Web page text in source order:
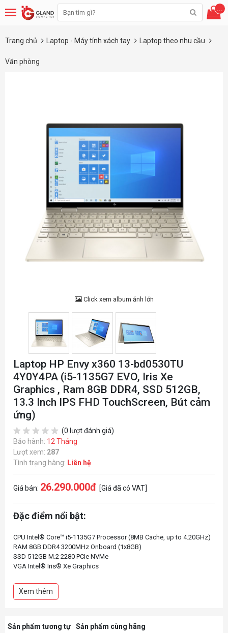
...
Trang chủ Laptop - Máy tính xách tay Laptop theo nhu cầu
Văn phòng
Click xem album ảnh lớn
Laptop HP Envy x360 13-bd0530TU
4Y0Y4PA (i5-1135G7 EVO, Iris Xe
Graphics , Ram 8GB DDR4, SSD 512GB,
13.3 Inch IPS FHD TouchScreen, Bút cảm
ứng)
(0 lượt đánh giá)
Bảo hành: 12 Tháng
Lượt xem: 287
Tình trạng hàng: Liên hệ
Giá bán: 26.290.000đ [Giá đã có VAT]
Đặc điểm nổi bật:
CPU Intel® Core™ i5-1135G7 Processor (8MB Cache, up to 4.20GHz)
RAM 8GB DDR4 3200MHz Onboard (1x8GB)
SSD 512GB M.2 2280 PCIe NVMe
VGA Intel® Iris® Xe Graphics
Pin 3Cell 51Whrs
Fingerprint
Color (Gold) Vàng
Xem thêm
Sản phẩm tương tự Sản phẩm cùng hãng